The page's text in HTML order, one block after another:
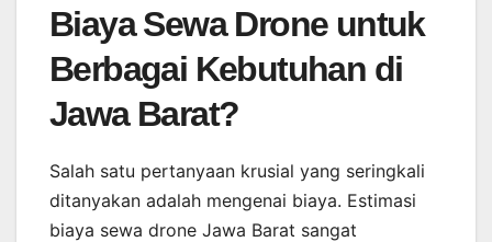
Biaya Sewa Drone untuk
Berbagai Kebutuhan di
Jawa Barat?
Salah satu pertanyaan krusial yang seringkali
ditanyakan adalah mengenai biaya. Estimasi
biaya sewa drone Jawa Barat sangat